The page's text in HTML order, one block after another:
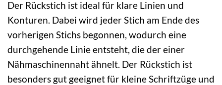
Der Rückstich ist ideal für klare Linien und
Konturen. Dabei wird jeder Stich am Ende des
vorherigen Stichs begonnen, wodurch eine
durchgehende Linie entsteht, die der einer
Nähmaschinennaht ähnelt. Der Rückstich ist
besonders gut geeignet für kleine Schriftzüge und